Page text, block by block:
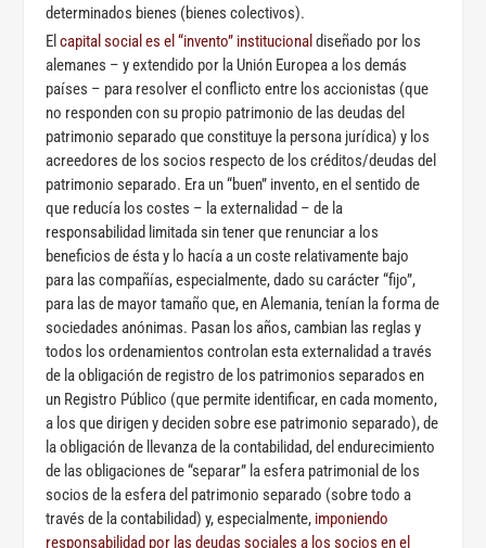
determinados bienes (bienes colectivos).
Elcapital social es el “invento” institucional diseñado por los
alemanes – y extendido por la Unión Europea a los demás
países – para resolver el conflicto entre los accionistas (que
no responden con su propio patrimonio de las deudas del
patrimonio separado que constituye la persona jurídica) y los
acreedores de los socios respecto de los créditos/deudas del
patrimonio separado. Era un “buen” invento, en el sentido de
que reducía los costes – la externalidad – de la
responsabilidad limitada sin tener que renunciar a los
beneficios de ésta y lo hacía a un coste relativamente bajo
para las compañías, especialmente, dado su carácter “fijo”,
para las de mayor tamaño que, en Alemania, tenían la forma de
sociedades anónimas. Pasan los años, cambian las reglas y
todos los ordenamientos controlan esta externalidad a través
de la obligación de registro de los patrimonios separados en
un Registro Público (que permite identificar, en cada momento,
a los que dirigen y deciden sobre ese patrimonio separado), de
la obligación de llevanza de la contabilidad, del endurecimiento
de las obligaciones de “separar” la esfera patrimonial de los
socios de la esfera del patrimonio separado (sobre todo a
través de la contabilidad) y, especialmente, imponiendo
responsabilidad por las deudas sociales a los socios en el